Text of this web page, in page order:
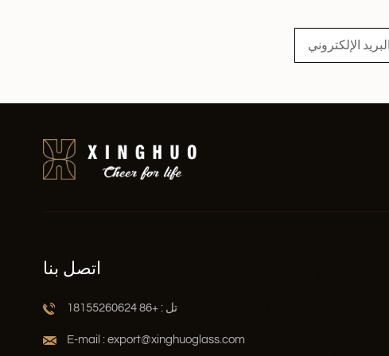
اتصل بنا
تل : +86 18155260624
E-mail : export@xinghuoglass.com